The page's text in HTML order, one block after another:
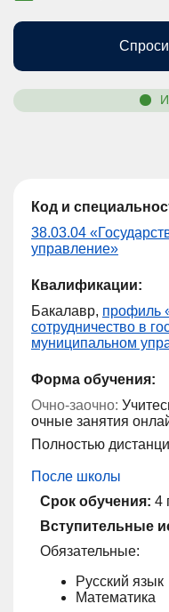
Код и
38.03.04
управление»
Квалификации:
Бакалавр, профиль
сотрудничество в
муниципальном
Форма обучения:
Очно-заочно:
очные занятия
Полностью
После школы
Срок обучения: 4
Вступительные
Обязательные:
Русский язык
Математика